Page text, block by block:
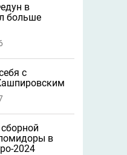
в
больше
с
в
2024